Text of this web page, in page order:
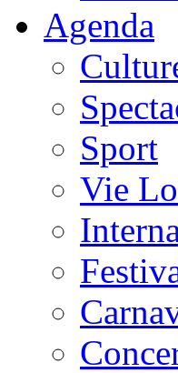
Agenda
Sport
Vie